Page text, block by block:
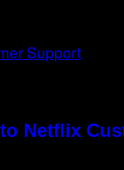
Netflix